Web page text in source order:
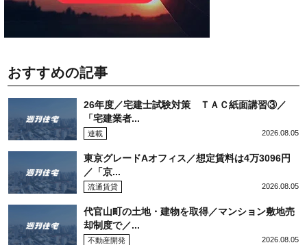
おすすめの記事
26年度／宅建士試験対策 ＴＡＣ紙面講習③／
「宅建業者...
連載 2026.08.05
東京グレードAオフィス／想定賃料は4万3096円
／「京...
流通賃貸 2026.08.05
代官山町の土地・建物を取得／マンション敷地売
却制度で／...
不動産開発 2026.08.05